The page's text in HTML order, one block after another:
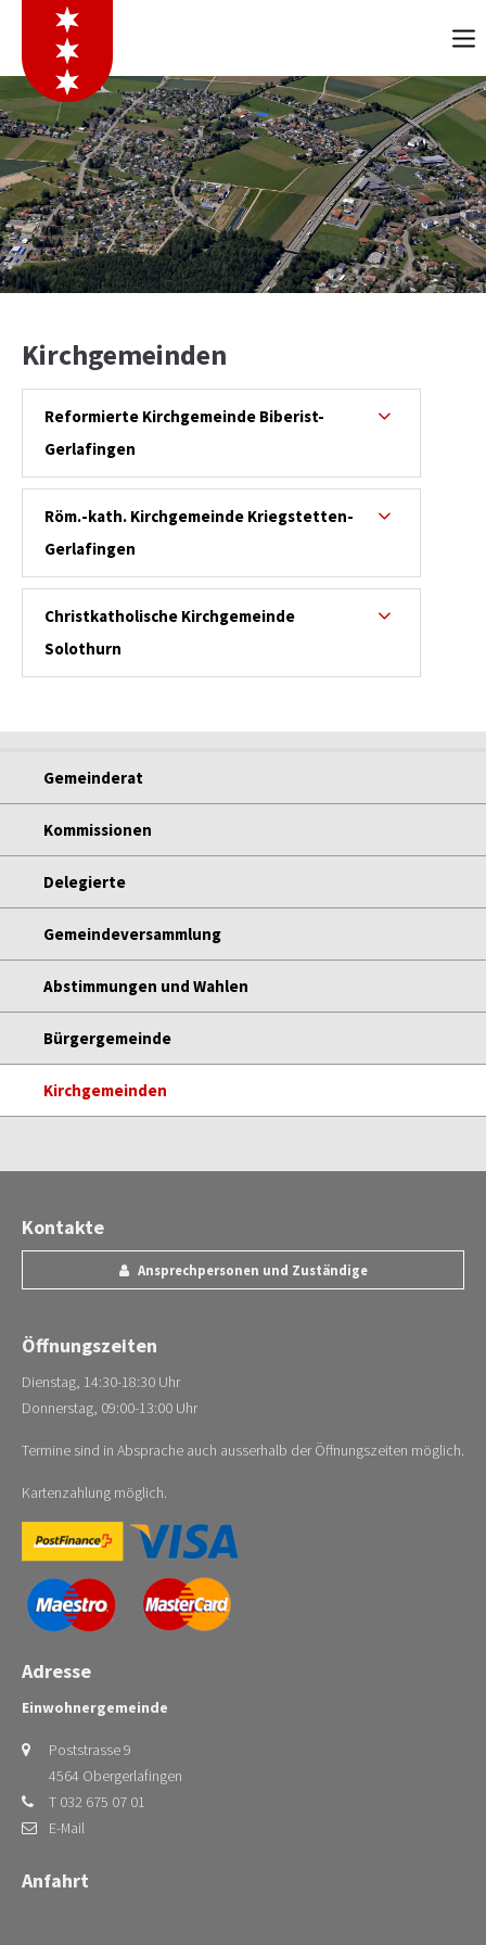
Kirchgemeinden
Reformierte Kirchgemeinde Biberist-
Gerlafingen
Röm.-kath. Kirchgemeinde Kriegstetten-
Gerlafingen
Christkatholische Kirchgemeinde
Solothurn
Gemeinderat
Kommissionen
Delegierte
Gemeindeversammlung
Abstimmungen und Wahlen
Bürgergemeinde
Kirchgemeinden
Kontakte
Ansprechpersonen und Zuständige
Öffnungszeiten
Dienstag, 14:30-18:30 Uhr
Donnerstag, 09:00-13:00 Uhr
Termine sind in Absprache auch ausserhalb der Öffnungszeiten möglich.
Kartenzahlung möglich.
Adresse
Einwohnergemeinde
Poststrasse 9
4564 Obergerlafingen
T 032 675 07 01
E-Mail
Anfahrt